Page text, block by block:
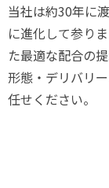
当社は約30年に
に進化して参り
た最適な配合の
形態・デリバリ
任せください。